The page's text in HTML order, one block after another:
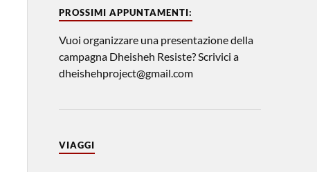
PROSSIMI APPUNTAMENTI:
Vuoi organizzare una presentazione della
campagna Dheisheh Resiste? Scrivici a
dheishehproject@gmail.com
VIAGGI